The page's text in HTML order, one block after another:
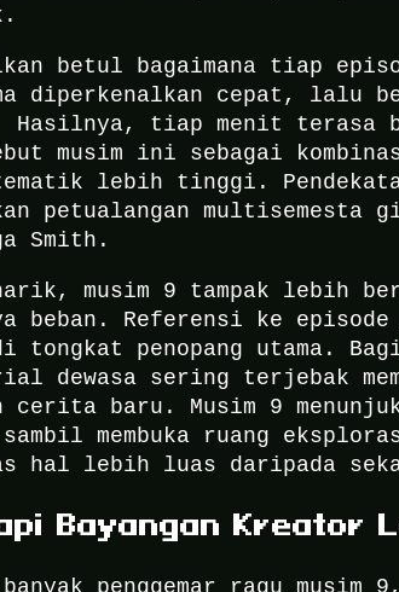
betul bagaimana tiap
diperkenalkan cepat, lalu
Hasilnya, tiap menit terasa
musim ini sebagai
tematik lebih tinggi.
petualangan multisemesta
Smith.
musim 9 tampak lebih
beban. Referensi ke
tongkat penopang utama.
dewasa sering terjebak
cerita baru. Musim 9
membuka ruang
hal lebih luas daripada
Bayangan Kreator
penggemar ragu